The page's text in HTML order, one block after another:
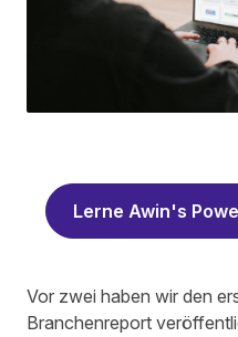
Lerne Awin's
Vor zwei haben wir den
Branchenreport